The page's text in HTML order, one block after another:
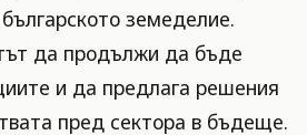
земеделие.
да продължи да бъде
и да предлага решения
пред сектора в бъдеще.